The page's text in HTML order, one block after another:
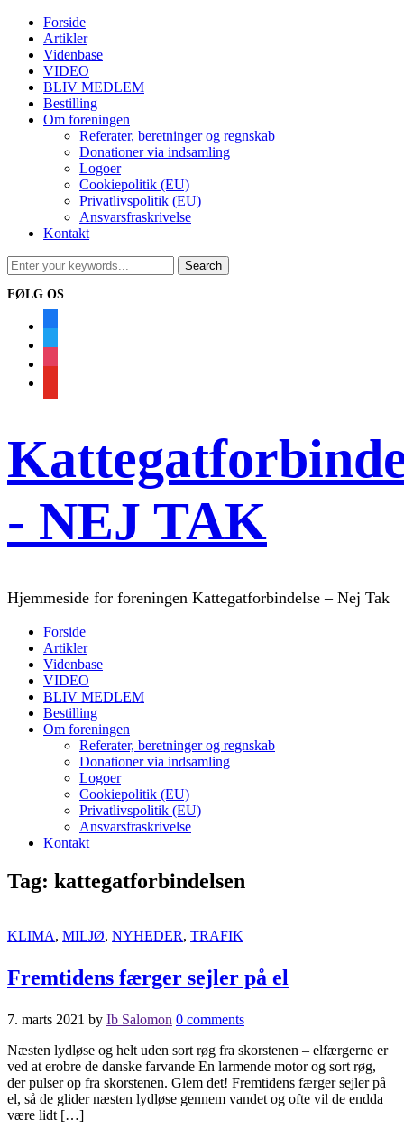
Forside
Artikler
Videnbase
VIDEO
BLIV MEDLEM
Bestilling
Om foreningen
Referater, beretninger og regnskab
Donationer via indsamling
Logoer
Cookiepolitik (EU)
Privatlivspolitik (EU)
Ansvarsfraskrivelse
Kontakt
FØLG OS
- NEJ TAK
Hjemmeside for foreningen Kattegatforbindelse – Nej Tak
Forside
Artikler
Videnbase
VIDEO
BLIV MEDLEM
Bestilling
Om foreningen
Referater, beretninger og regnskab
Donationer via indsamling
Logoer
Cookiepolitik (EU)
Privatlivspolitik (EU)
Ansvarsfraskrivelse
Kontakt
Tag: kattegatforbindelsen
KLIMA, MILJØ, NYHEDER, TRAFIK
Fremtidens færger sejler på el
7. marts 2021 by Ib Salomon 0 comments
Næsten lydløse og helt uden sort røg fra skorstenen – elfærgerne er
ved at erobre de danske farvande En larmende motor og sort røg,
der pulser op fra skorstenen. Glem det! Fremtidens færger sejler på
el, så de glider næsten lydløse gennem vandet og ofte vil de endda
være lidt […]